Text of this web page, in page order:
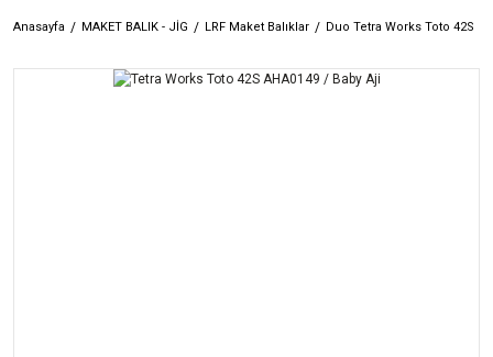
Anasayfa MAKET BALIK - JİG LRF Maket Balıklar Duo Tetra Works Toto 42S